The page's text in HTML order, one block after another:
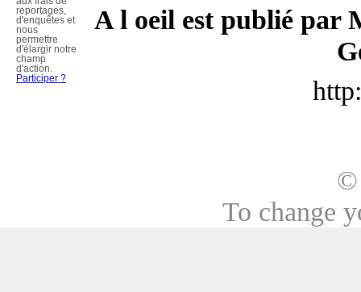
reportages,
d'enquêtes et
nous
permettre
d'élargir notre
champ
d'action.
Participer ?
A l oeil est publié par
©
To change